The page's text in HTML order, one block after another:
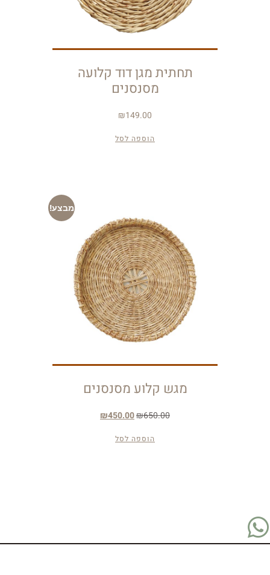
תחתית מגן דוד קלועה
מסנסנים
₪149.00
הוספה לסל
מבצע!
מגש קלוע מסנסנים
₪650.00
₪450.00
הוספה לסל